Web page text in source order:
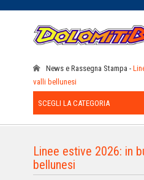
News e Rassegna Stampa
valli bellunesi
SCEGLI LA CATEGORIA
Linee estive 2026: in
bellunesi